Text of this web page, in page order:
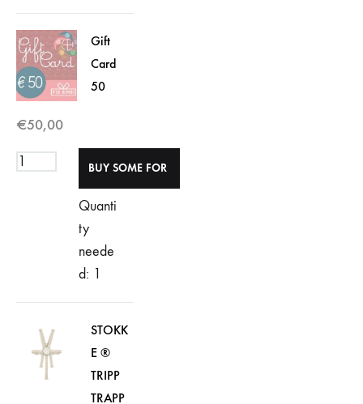
Gift
Card
50
€50,00
Quanti
ty
neede
d: 1
STOKK
E ®
TRIPP
TRAPP